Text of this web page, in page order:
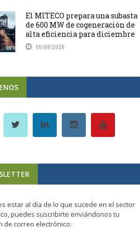
El MITECO prepara una subasta
de 600 MW de cogeneración de
alta eficiencia para diciembre
05/08/2026
estar al día de lo que sucede en el sector
puedes suscribirte enviándonos tu
de correo electrónico: